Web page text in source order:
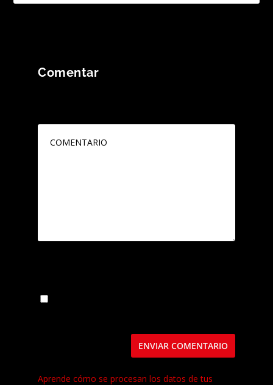
Comentar
Aprende cómo se procesan los datos de tus